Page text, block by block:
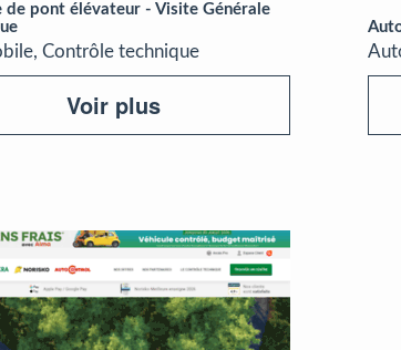
de pont élévateur - Visite Générale
Contrôle technique
Voir plus